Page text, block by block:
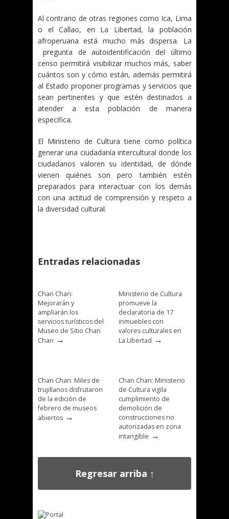
Al contrario de otras regiones como Ica, Lima
o el Callao, en La Libertad, la población
afroperuana está mucho más dispersa. La
pregunta de autoidentificación del último
censo permitirá visibilizar muchos más, saber
cuántos son y cómo están, además permitirá
al Estado proponer programas y servicios que
sean pertinentes y que estén destinados a
atender a esta población de manera
específica.
El Ministerio de Cultura tiene como política
generar una ciudadanía intercultural donde los
ciudadanos valoren su identidad, de dónde
vienen quiénes son pero también estén
preparados para interactuar con los demás
con una actitud de comprensión y respeto a
la diversidad cultural.
Entradas relacionadas
Chan Chan:
Mejorarán y
ampliarán los
servicios turísticos del
Museo de Sitio Chan
Chan →
Ministerio de Cultura
promueve la
declaratoria de 17
inmuebles con
valores culturales en
La Libertad →
Chan Chan: Miles de
trujillanos disfrutaron
de la edición de
febrero de museos
abiertos →
Chan Chan: Ministerio
de Cultura vigila
cumplimiento de
demolición de
construcciones no
autorizadas en zona
intangible →
Regresar arriba ↑